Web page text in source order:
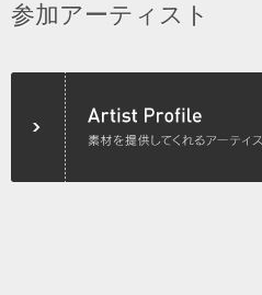
参加アーティスト